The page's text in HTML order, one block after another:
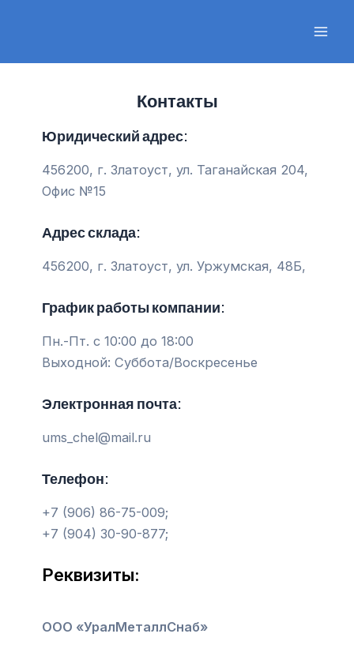
Контакты
Юридический адрес:
456200, г. Златоуст, ул. Таганайская 204,
Офис №15
Адрес склада:
456200, г. Златоуст, ул. Уржумская, 48Б,
График работы компании:
Пн.-Пт. с 10:00 до 18:00
Выходной: Суббота/Воскресенье
Электронная почта:
ums_chel@mail.ru
Телефон:
+7 (906) 86-75-009;
+7 (904) 30-90-877;
Реквизиты:
ООО «УралМеталлСнаб»